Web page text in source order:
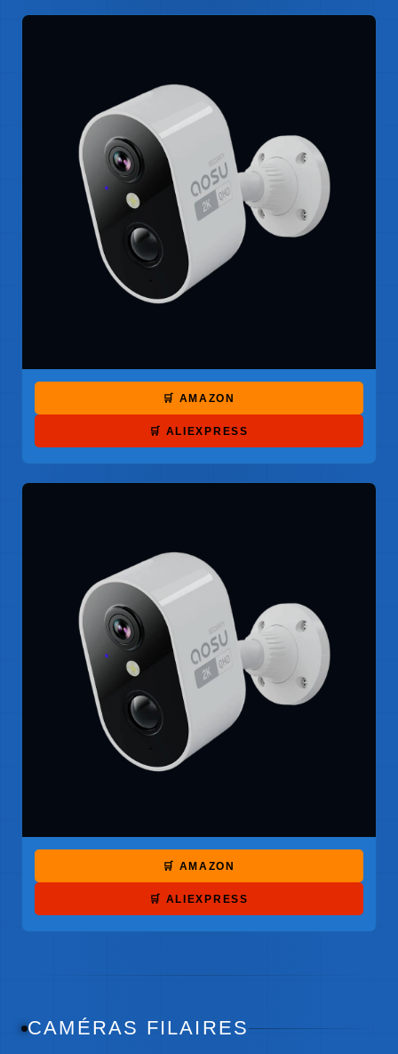
🛒 AMAZON
🛒 ALIEXPRESS
🛒 AMAZON
🛒 ALIEXPRESS
CAMÉRAS FILAIRES